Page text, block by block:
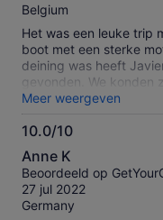
Belgium
Het was een leuke trip
boot met een sterke
deining was heeft
gevonden. We konden
Javier heeft ons nog
onderwaterwereld
hebben. Door de
kliffen van San Juan.
Meer weergeven
10.0/10
10.0
van
10
Anne K
Beoordeeld op
27 jul 2022
Germany